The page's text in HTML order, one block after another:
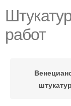
работ